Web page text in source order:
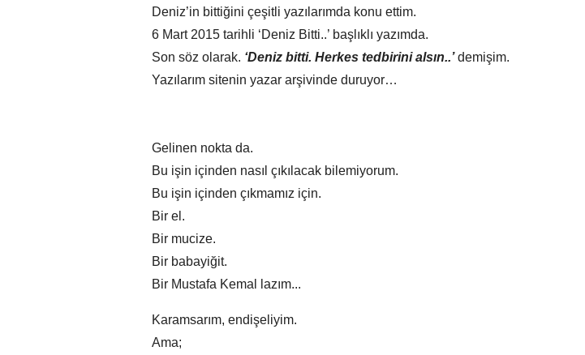
Deniz’in bittiğini çeşitli yazılarımda konu ettim.
6 Mart 2015 tarihli ‘Deniz Bitti..’ başlıklı yazımda.
Son söz olarak. ‘Deniz bitti. Herkes tedbirini alsın..’demişim.
Yazılarım sitenin yazar arşivinde duruyor…
Gelinen nokta da.
Bu işin içinden nasıl çıkılacak bilemiyorum.
Bu işin içinden çıkmamız için.
Bir el.
Bir mucize.
Bir babayiğit.
Bir Mustafa Kemal lazım...
Karamsarım, endişeliyim.
Ama;